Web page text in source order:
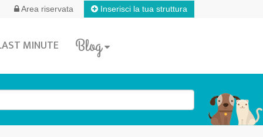
Area riservata Inserisci la tua struttura
MINUTE Blog